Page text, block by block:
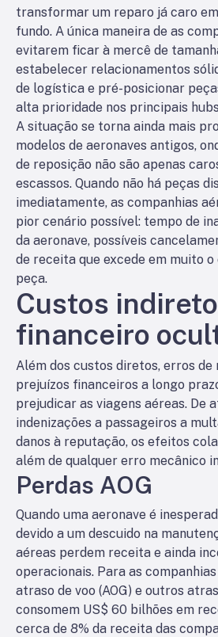
transformar um reparo já caro
fundo. A única maneira de as
evitarem ficar à mercê de
estabelecer relacionamentos
de logística e pré-posicionar
alta prioridade nos principais
A situação se torna ainda mais
modelos de aeronaves antigos,
de reposição não são apenas
escassos. Quando não há peças
imediatamente, as companhias
pior cenário possível: tempo de
da aeronave, possíveis
de receita que excede em muito
peça.
Custos
financeiro
Além dos custos diretos, erros
prejuízos financeiros a longo
prejudicar as viagens aéreas. De
indenizações a passageiros a
danos à reputação, os efeitos
além de qualquer erro mecânico
Perdas AOG
Quando uma aeronave é
devido a um descuido na
aéreas perdem receita e ainda
operacionais. Para as
atraso de voo (AOG) e outros
consomem US$ 60 bilhões em
cerca de 8% da receita das